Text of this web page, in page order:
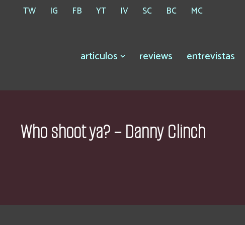
TW IG FB YT IV SC BC MC
artículos reviews entrevistas
Who shoot ya? – Danny Clinch